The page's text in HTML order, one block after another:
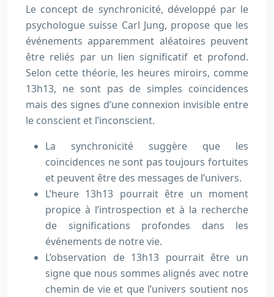
Le concept de synchronicité, développé par le
psychologue suisse Carl Jung, propose que les
événements apparemment aléatoires peuvent
être reliés par un lien significatif et profond.
Selon cette théorie, les heures miroirs, comme
13h13, ne sont pas de simples coïncidences
mais des signes d’une connexion invisible entre
le conscient et l’inconscient.
La synchronicité suggère que les
coïncidences ne sont pas toujours fortuites
et peuvent être des messages de l’univers.
L’heure 13h13 pourrait être un moment
propice à l’introspection et à la recherche
de significations profondes dans les
événements de notre vie.
L’observation de 13h13 pourrait être un
signe que nous sommes alignés avec notre
chemin de vie et que l’univers soutient nos